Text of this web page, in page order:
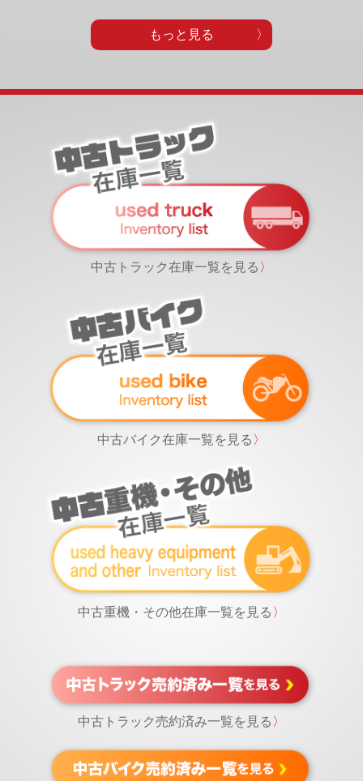
もっと見る
中古トラック在庫一覧を見る 〉
中古バイク在庫一覧を見る 〉
中古重機・その他在庫一覧を見る 〉
中古トラック売約済み一覧を見る 〉